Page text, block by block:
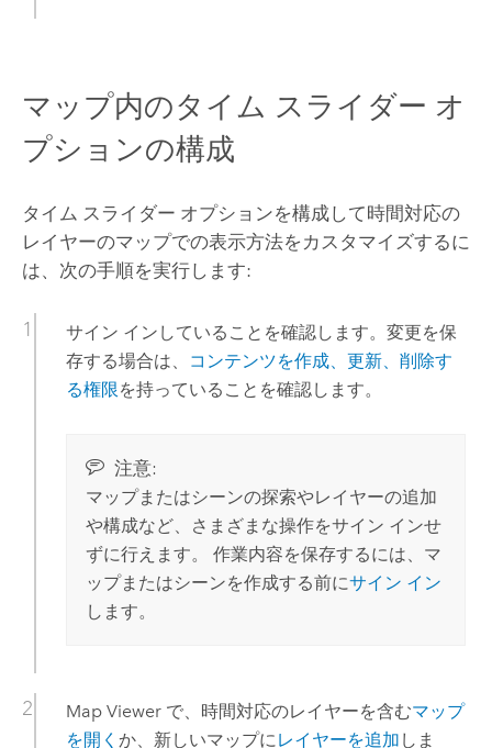
マップ内のタイム スライダー オ
プションの構成
タイム スライダー オプションを構成して時間対応の
レイヤーのマップでの表示方法をカスタマイズするに
は、次の手順を実行します:
サイン インしていることを確認します。変更を保
存する場合は、
コンテンツを作成、更新、削除す
る権限を持っていることを確認します。
注意:
マップまたはシーンの探索やレイヤーの追加
や構成など、さまざまな操作をサイン インせ
ずに行えます。 作業内容を保存するには、マ
ップまたはシーンを作成する前にサイン イン
します。
Map Viewerで、時間対応のレイヤーを含むマップ
を開く か、新しいマップにレイヤーを追加 しま